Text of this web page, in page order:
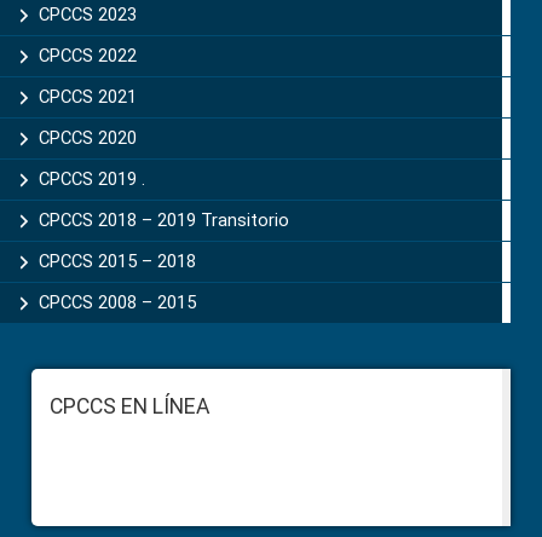
CPCCS 2023
CPCCS 2022
CPCCS 2021
CPCCS 2020
CPCCS 2019 .
CPCCS 2018 – 2019 Transitorio
CPCCS 2015 – 2018
CPCCS 2008 – 2015
FooterCPCCS EN LÍNEA